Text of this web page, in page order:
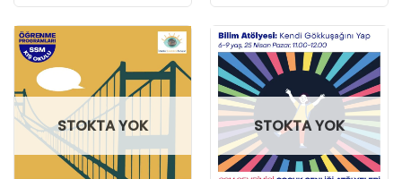
STOKTA YOK STOKTA YOK